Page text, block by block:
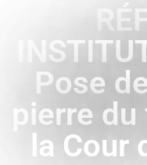
Pose
pierre
la Cour